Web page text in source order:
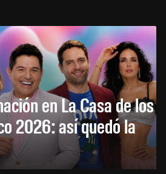
en La Casa de los
2026: así quedó la